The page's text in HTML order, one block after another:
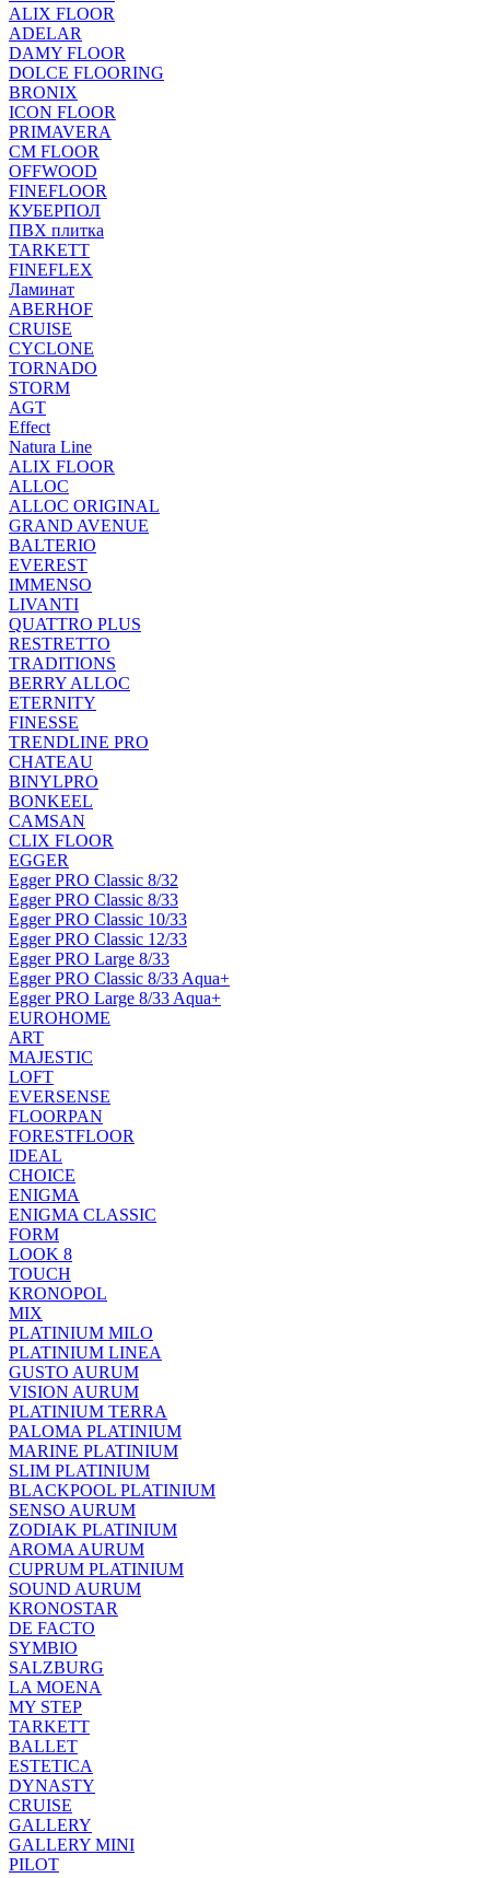
ALIX FLOOR
ADELAR
DAMY FLOOR
DOLCE FLOORING
BRONIX
ICON FLOOR
PRIMAVERA
CM FLOOR
OFFWOOD
FINEFLOOR
КУБЕРПОЛ
ПВХ плитка
TARKETT
FINEFLEX
Ламинат
ABERHOF
CRUISE
CYCLONE
TORNADO
STORM
AGT
Effect
Natura Line
ALIX FLOOR
ALLOC
ALLOC ORIGINAL
GRAND AVENUE
BALTERIO
EVEREST
IMMENSO
LIVANTI
QUATTRO PLUS
RESTRETTO
TRADITIONS
BERRY ALLOC
ETERNITY
FINESSE
TRENDLINE PRO
CHATEAU
BINYLPRO
BONKEEL
CAMSAN
CLIX FLOOR
EGGER
Egger PRO Classic 8/32
Egger PRO Classic 8/33
Egger PRO Classic 10/33
Egger PRO Classic 12/33
Egger PRO Large 8/33
Egger PRO Classic 8/33 Aqua+
Egger PRO Large 8/33 Aqua+
EUROHOME
ART
MAJESTIC
LOFT
EVERSENSE
FLOORPAN
FORESTFLOOR
IDEAL
CHOICE
ENIGMA
ENIGMA CLASSIC
FORM
LOOK 8
TOUCH
KRONOPOL
MIX
PLATINIUM MILO
PLATINIUM LINEA
GUSTO AURUM
VISION AURUM
PLATINIUM TERRA
PALOMA PLATINIUM
MARINE PLATINIUM
SLIM PLATINIUM
BLACKPOOL PLATINIUM
SENSO AURUM
ZODIAK PLATINIUM
AROMA AURUM
CUPRUM PLATINIUM
SOUND AURUM
KRONOSTAR
DE FACTO
SYMBIO
SALZBURG
LA MOENA
MY STEP
TARKETT
BALLET
ESTETICA
DYNASTY
CRUISE
GALLERY
GALLERY MINI
PILOT